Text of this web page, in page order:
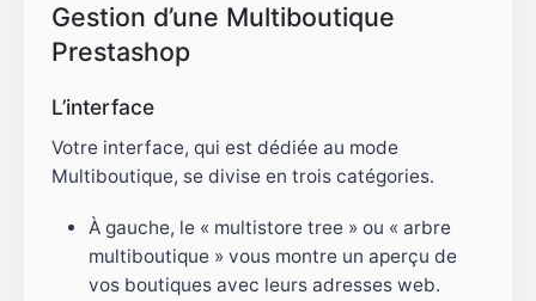
Gestion d’une Multiboutique
Prestashop
L’interface
Votre interface, qui est dédiée au mode
Multiboutique, se divise en trois catégories.
À gauche, le « multistore tree » ou « arbre
multiboutique » vous montre un aperçu de
vos boutiques avec leurs adresses web.